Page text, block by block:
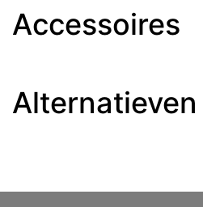
Accessoires
Alternatieven